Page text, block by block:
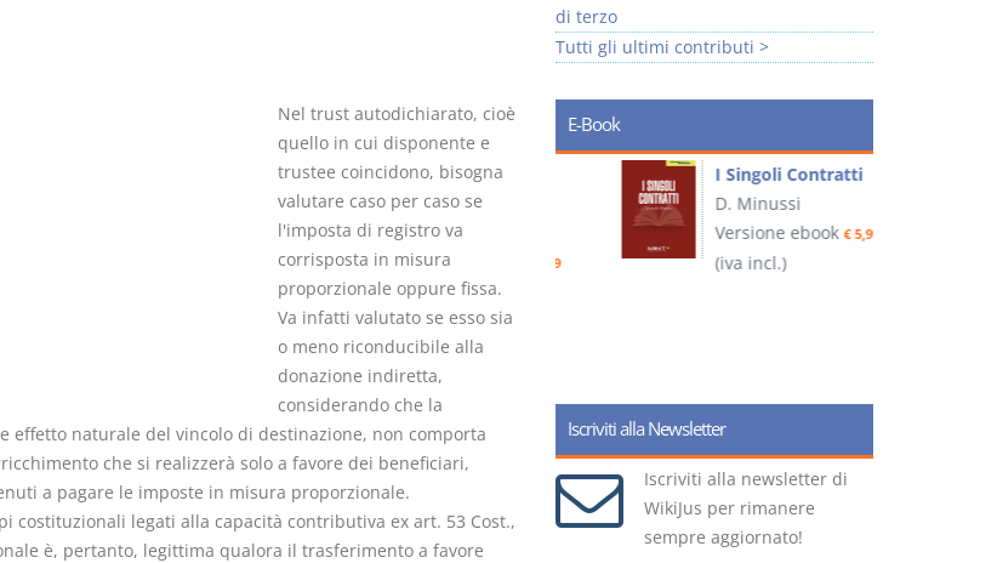
Nel trust autodichiarato, cioè
quello in cui disponente e
trustee coincidono, bisogna
valutare caso per caso se
l'imposta di registro va
corrisposta in misura
proporzionale oppure fissa.
Va infatti valutato se esso sia
o meno riconducibile alla
donazione indiretta,
considerando che la
effetto naturale del vincolo di destinazione, non comporta
che si realizzerà solo a favore dei beneficiari,
a pagare le imposte in misura proporzionale.
costituzionali legati alla capacità contributiva ex art. 53 Cost.,
è, pertanto, legittima qualora il trasferimento a favore
di terzo
Tutti gli ultimi contributi >
E-Book
Rapporto e
relazione giuridica
D. Minussi
Versione ebook
(iva incl.)
I Singoli Contratti
D. Minussi
Versione ebook€ 5,99
(iva incl.)
Iscriviti alla Newsletter
Iscriviti alla newsletter di
WikiJus per rimanere
sempre aggiornato!